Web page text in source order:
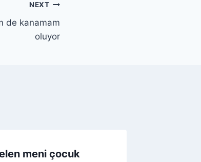
NEXT
de kanamam
oluyor
meni çocuk